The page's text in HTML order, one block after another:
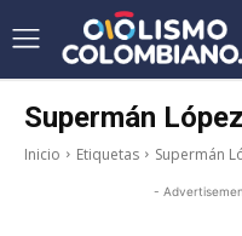
Supermán López
Inicio Etiquetas Supermán
-